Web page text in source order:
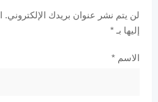
لن يتم نشر عنوان بريدك الإلكتروني.
إليها بـ *
الاسم *